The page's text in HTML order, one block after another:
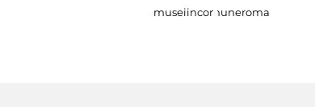
museiincomuneroma